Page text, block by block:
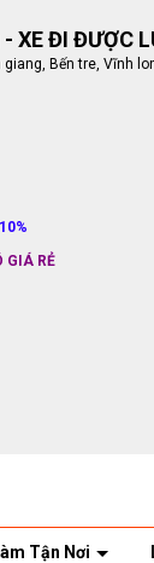
XE ĐI ĐƯỢC
giang, Bến tre, Vĩnh
GIÁ RẺ
Tận Nơi